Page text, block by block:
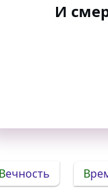
И
Вечность